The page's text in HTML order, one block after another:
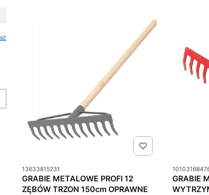
Kod produktu
13633815231
GRABIE METALOWE PROFI 12
ZĘBÓW TRZON 150cm OPRAWNE
Kod produktu
GRABIE